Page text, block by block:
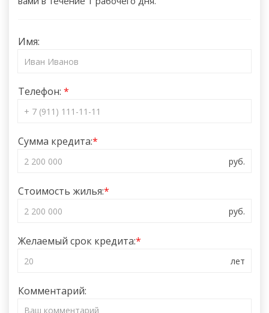
Имя:
Телефон:
Сумма кредита:
Стоимость жилья:
Желаемый срок кредита:
Комментарий: